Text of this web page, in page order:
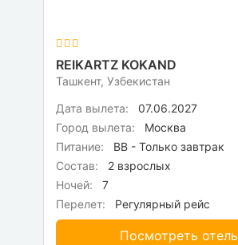
REIKARTZ KOKAND
Ташкент, Узбекистан
Дата вылета:
07.06.2027
Город вылета:
Москва
Питание:
BB - Только завтрак
Состав:
2 взрослых
Ночей:
7
Перелет:
Регулярный рейс
Посмотреть отель